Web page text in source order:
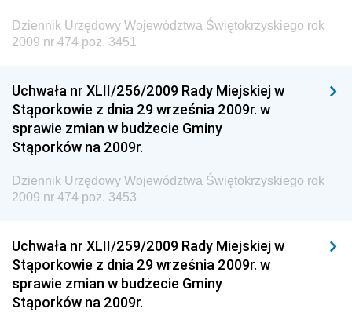
Dziennik Urzędowy Unii Europejskiej, L
Dziennik Urzędowy Ministerstwa Komunikacji
Chemicznego i Lekkiego
Dziennik Urzędowy Ministerstwa Rolnictwa i
Gospodarki Żywnościowej
Społecznej
Dziennik Urzędowy Ministra Cyfryzacji
Dziennik Urzędowy Ministra Infrastruktury i
Budownictwa
Dziennik Urzędowy Ministra Gospodarki Morskiej i
Dziennik Urzędowy Województwa Świętokrzyskiego rok
2009 nr 474 poz. 3451
Uchwała nr XLII/256/2009 Rady Miejskiej w
Stąporkowie z dnia 29 września 2009r. w
sprawie zmian w budżecie Gminy
Stąporków na 2009r.
Dziennik Urzędowy Województwa Świętokrzyskiego rok
2009 nr 474 poz. 3453
Uchwała nr XLII/259/2009 Rady Miejskiej w
Stąporkowie z dnia 29 września 2009r. w
sprawie zmian w budżecie Gminy
Stąporków na 2009r.